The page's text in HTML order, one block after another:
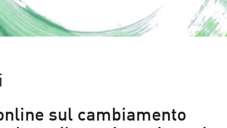
sul cambiamento